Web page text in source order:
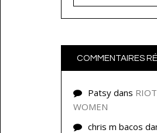
COMMENTAIRES
Patsy dans RIOT
WOMEN
chris m bacos